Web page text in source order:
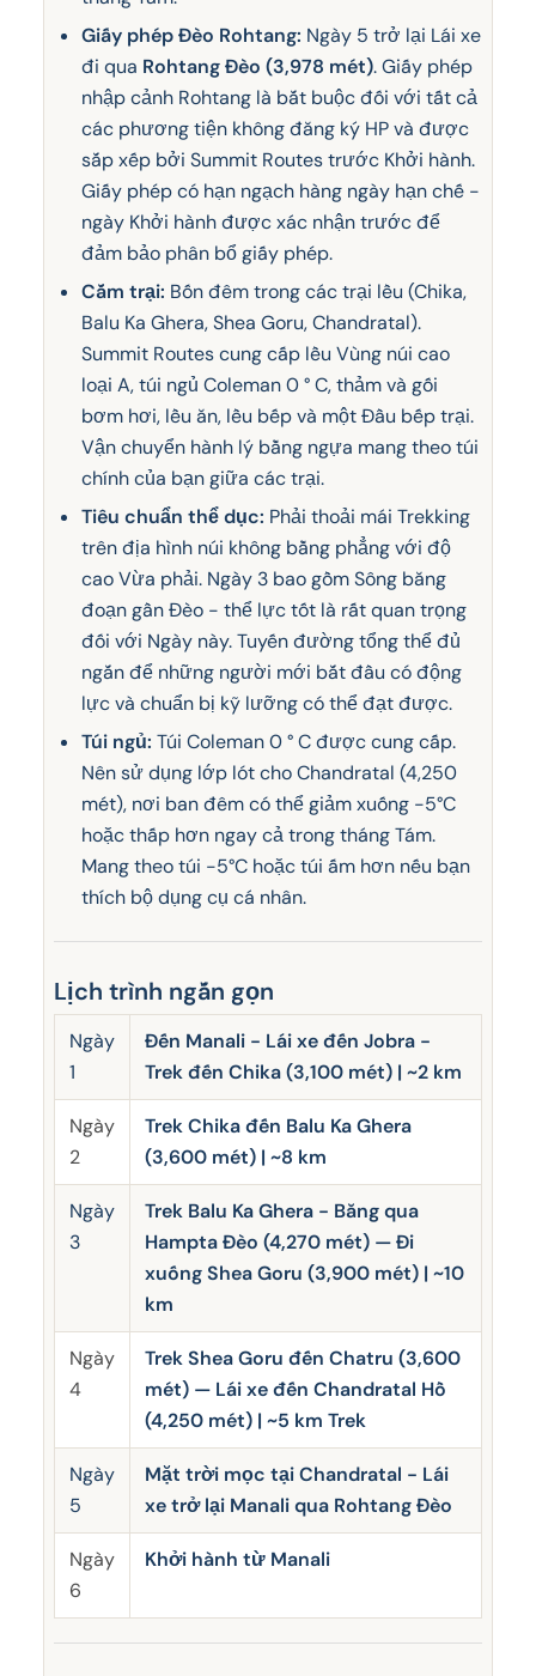
Giấy phép Đèo Rohtang: Ngày 5 trở lại Lái xe
đi qua Rohtang Đèo (3,978 mét). Giấy phép
nhập cảnh Rohtang là bắt buộc đối với tất cả
các phương tiện không đăng ký HP và được
sắp xếp bởi Summit Routes trước Khởi hành.
Giấy phép có hạn ngạch hàng ngày hạn chế -
ngày Khởi hành được xác nhận trước để
đảm bảo phân bổ giấy phép.
Cắm trại: Bốn đêm trong các trại lều (Chika,
Balu Ka Ghera, Shea Goru, Chandratal).
Summit Routes cung cấp lều Vùng núi cao
loại A, túi ngủ Coleman 0 ° C, thảm và gối
bơm hơi, lều ăn, lều bếp và một Đầu bếp trại.
Vận chuyển hành lý bằng ngựa mang theo túi
chính của bạn giữa các trại.
Tiêu chuẩn thể dục: Phải thoải mái Trekking
trên địa hình núi không bằng phẳng với độ
cao Vừa phải. Ngày 3 bao gồm Sông băng
đoạn gần Đèo - thể lực tốt là rất quan trọng
đối với Ngày này. Tuyến đường tổng thể đủ
ngắn để những người mới bắt đầu có động
lực và chuẩn bị kỹ lưỡng có thể đạt được.
Túi ngủ: Túi Coleman 0 ° C được cung cấp.
Nên sử dụng lớp lót cho Chandratal (4,250
mét), nơi ban đêm có thể giảm xuống -5°C
hoặc thấp hơn ngay cả trong tháng Tám.
Mang theo túi -5°C hoặc túi ấm hơn nếu bạn
thích bộ dụng cụ cá nhân.
Lịch trình ngắn gọn
Ngày
1
Đến Manali - Lái xe đến Jobra -
Trek đến Chika (3,100 mét) | ~2 km
Ngày
2
Trek Chika đến Balu Ka Ghera
(3,600 mét) | ~8 km
Ngày
3
Trek Balu Ka Ghera - Băng qua
Hampta Đèo (4,270 mét) — Đi
xuống Shea Goru (3,900 mét) | ~10
km
Ngày
4
Trek Shea Goru đến Chatru (3,600
mét) — Lái xe đến Chandratal Hồ
(4,250 mét) | ~5 km Trek
Ngày
5
Mặt trời mọc tại Chandratal - Lái
xe trở lại Manali qua Rohtang Đèo
Ngày
6
Khởi hành từ Manali